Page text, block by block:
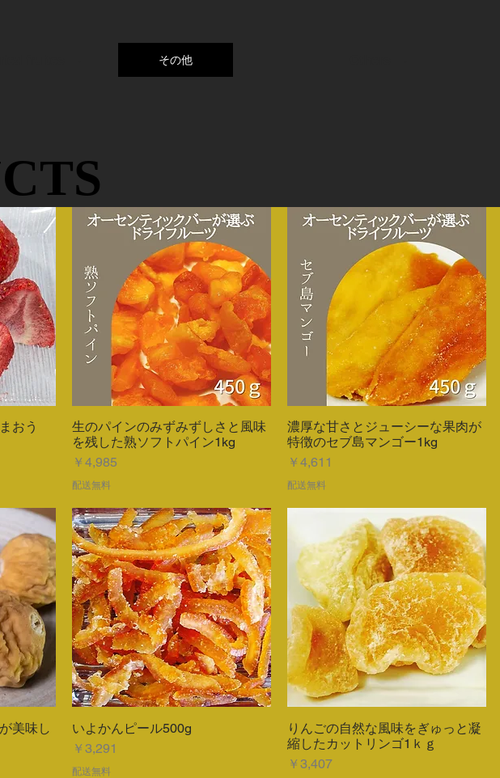
その他
おう
クイックビュー
生のパインのみずみずしさと風味
を残した熟ソフトパイン1kg
価格
￥4,985
配送無料
クイックビュー
濃厚な甘さとジューシーな果肉が
特徴のセブ島マンゴー1kg
価格
￥4,611
配送無料
美味し
クイックビュー
いよかんピール500g
価格
￥3,291
配送無料
クイックビュー
りんごの自然な風味をぎゅっと凝
縮したカットリンゴ1ｋｇ
価格
￥3,407